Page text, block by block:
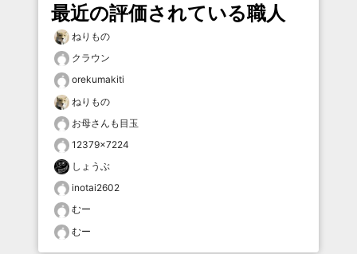
最近の評価されている職人
ねりもの
クラウン
orekumakiti
ねりもの
お母さんも目玉
12379×7224
しょうぶ
inotai2602
むー
むー